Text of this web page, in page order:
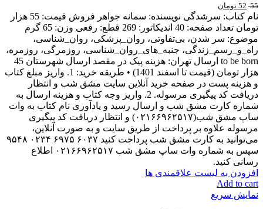
55
52 تومان
نام کتاب: سرشدگی نویسنده: سمانه جواهر فروش قیمت: 55 هزار
تومان تعداد صفحه: 40 اندیکاتور: 269 قطع: رقعی وزن: 65 گرم
موضوع: سر شدن، بی‌تفاوتی، روان_پزشکی، روان_شناسی،
راه_و_رسم_زندگی، جنبه_های_روان_شناسی، روزمرگی، روزمره،
to be born ارسال تهران: هزینه پیک در مقصد ارسال شهرستان 45
هزار تومان (قیمت تا اسفند 1401) • طریقه خرید: 1. واریز مبلغ کتاب
و هزینه پست در صفحه خرید آنلاین سایت مشق شب و انتظار
دریافت کد پیگیری مرسوله. 2. واریز وجه کتاب و هزینه ارسال به
شماره کارت مشق شب و ارسال رسید و یادآوری نام کتاب به وات
ساپ مشق شب(۰۲۱۶۶۹۶۲۵۱۷) و انتظار دریافت کد پیگیری
مرسوله علاوه بر پرداخت از طریق سایت و به صورت آنلاین،
می‌توانید به کارت مشق شب پرداخت کنید ۶۰۳۷ ۶۹۷۵ ۰۲۳۴ ۹۵۴۸
سپس به شماره وات ساپ مشق شب ۰۲۱۶۶۹۶۲۵۱۷ اطلاع
رسانی کنید.
افزودن به لیست علاقمندی ها
Add to cart
نمایش سریع